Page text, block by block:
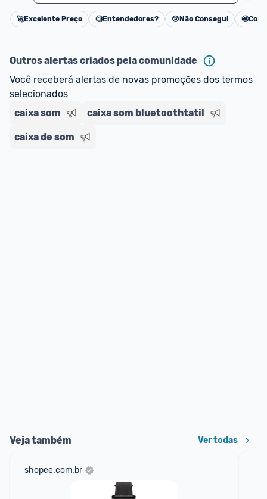
Cancelar
🚀Excelente Preço 🧐Entendedores? 😢 Não Consegui 🤩
Outros alertas criados pela comunidade
Você receberá alertas de novas promoções dos termos
selecionados
caixa som
caixa som bluetoothtatil
caixa de som
Veja também Ver todas
shopee.com.br